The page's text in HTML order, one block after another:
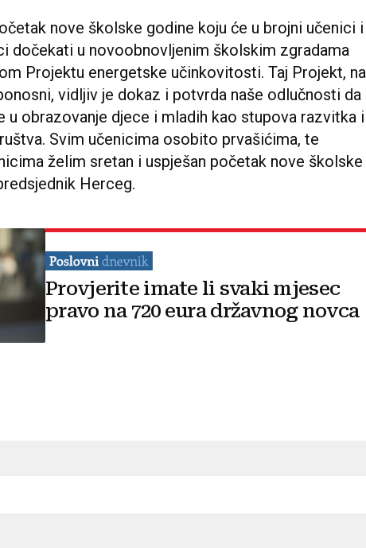
nove školske godine koju će u brojni učenici i
dočekati u novoobnovljenim školskim zgradama
Projektu energetske učinkovitosti. Taj Projekt, na
vidljiv je dokaz i potvrda naše odlučnosti da
u obrazovanje djece i mladih kao stupova razvitka i
Svim učenicima osobito prvašićima, te
želim sretan i uspješan početak nove školske
Herceg.
Provjerite imate li svaki mjesec
pravo na 720 eura državnog novca